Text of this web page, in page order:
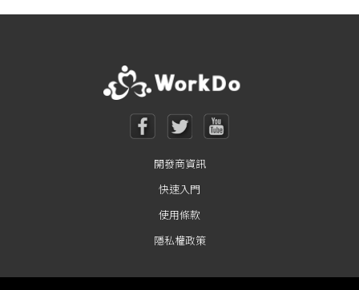
Posts navigation
開發商資訊
快速入門
使用條款
隱私權政策